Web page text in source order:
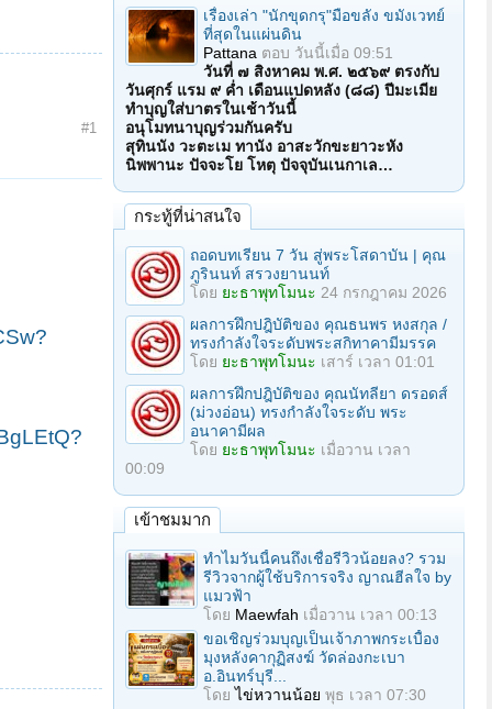
#1
เรื่องเล่า "นักขุดกรุ"มือขลัง ขมังเวทย์
ที่สุดในแผ่นดิน
Pattana ตอบ วันนี้เมื่อ 09:51
วันที่ ๗ สิงหาคม พ.ศ. ๒๕๖๙ ตรงกับ
วันศุกร์ แรม ๙ ค่ำ เดือนแปดหลัง (๘๘) ปีมะเมีย
ทำบุญใส่บาตรในเช้าวันนี้
อนุโมทนาบุญร่วมกันครับ
สุทินนัง วะตะเม ทานัง อาสะวักขะยาวะหัง
นิพพานะ ปัจจะโย โหตุ ปัจจุบันเนกาเล…
กระทู้ที่น่าสนใจ
ถอดบทเรียน 7 วัน สู่พระโสดาบัน | คุณ
ภูรินนท์ สรวงยานนท์
โดย ยะธาพุทโมนะ 24 กรกฎาคม 2026
ผลการฝึกปฎิบัติของ คุณธนพร หงสกุล /
ทรงกำลังใจระดับพระสกิทาคามีมรรค
โดย ยะธาพุทโมนะ เสาร์ เวลา 01:01
ผลการฝึกปฎิบัติของ คุณนัทลียา ดรอดส์
(ม่วงอ่อน) ทรงกำลังใจระดับ พระ
อนาคามีผล
โดย ยะธาพุทโมนะ เมื่อวาน เวลา
00:09
เข้าชมมาก
ทำไมวันนี้คนถึงเชื่อรีวิวน้อยลง? รวม
รีวิวจากผู้ใช้บริการจริง ญาณฮีลใจ by
แมวฟ้า
โดย Maewfah เมื่อวาน เวลา 00:13
ขอเชิญร่วมบุญเป็นเจ้าภาพกระเบื้อง
มุงหลังคากุฏิสงฆ์ วัดล่องกะเบา
อ.อินทร์บุรี...
โดยไข่หวานน้อย พุธ เวลา 07:30